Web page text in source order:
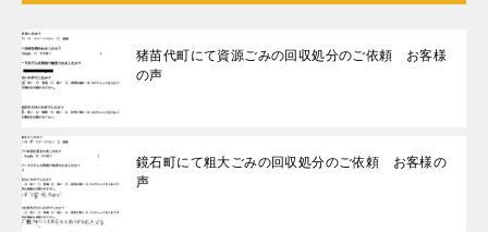
猪苗代町にて資源ごみの回収処分のご依頼 お客様
の声
鏡石町にて粗大ごみの回収処分のご依頼 お客様の
声